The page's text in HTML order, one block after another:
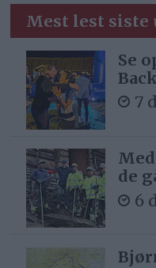
Mest lest siste
Se
7
de
6